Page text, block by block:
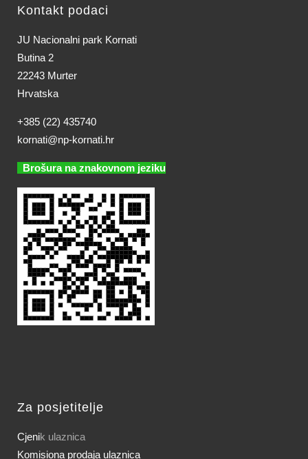
Kontakt podaci
JU Nacionalni park Kornati
Butina 2
22243 Murter
Hrvatska
+385 (22) 435740
kornati@np-kornati.hr
Brošura na znakovnom jeziku
Za posjetitelje
Cjenik ulaznica
Komisiona prodaja ulaznica